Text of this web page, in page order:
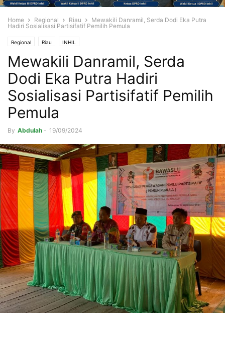
Home Regional Riau
Mewakili Danramil, Serda Dodi Eka Putra
Hadiri Sosialisasi Partisifatif Pemilih Pemula
Regional Riau INHIL
Mewakili Danramil, Serda
Dodi Eka Putra Hadiri
Sosialisasi Partisifatif Pemilih
Pemula
By Abdulah - 19/09/2024